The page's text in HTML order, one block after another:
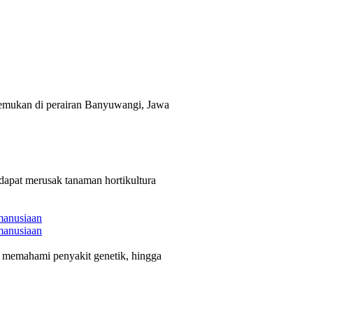
di perairan Banyuwangi, Jawa
merusak tanaman hortikultura
penyakit genetik, hingga